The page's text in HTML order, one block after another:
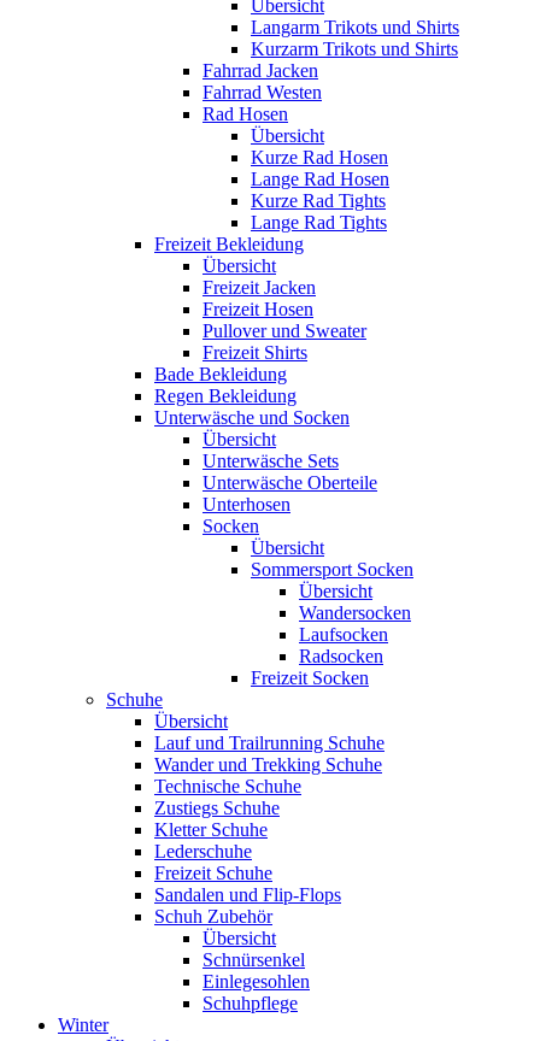
Übersicht
Langarm Trikots und Shirts
Kurzarm Trikots und Shirts
Fahrrad Jacken
Fahrrad Westen
Rad Hosen
Übersicht
Kurze Rad Hosen
Lange Rad Hosen
Kurze Rad Tights
Lange Rad Tights
Freizeit Bekleidung
Übersicht
Freizeit Jacken
Freizeit Hosen
Pullover und Sweater
Freizeit Shirts
Bade Bekleidung
Regen Bekleidung
Unterwäsche und Socken
Übersicht
Unterwäsche Sets
Unterwäsche Oberteile
Unterhosen
Socken
Übersicht
Sommersport Socken
Übersicht
Wandersocken
Laufsocken
Radsocken
Freizeit Socken
Schuhe
Übersicht
Lauf und Trailrunning Schuhe
Wander und Trekking Schuhe
Technische Schuhe
Zustiegs Schuhe
Kletter Schuhe
Lederschuhe
Freizeit Schuhe
Sandalen und Flip-Flops
Schuh Zubehör
Übersicht
Schnürsenkel
Einlegesohlen
Schuhpflege
Winter